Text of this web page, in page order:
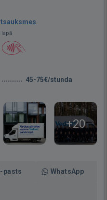
45-75€/stunda
+20
pasts WhatsApp